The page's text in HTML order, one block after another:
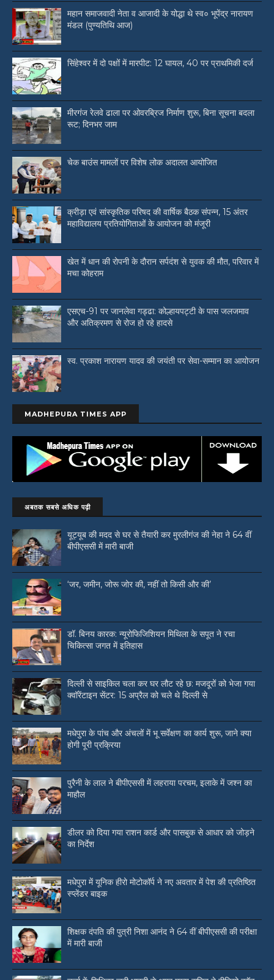
महान समाजवादी नेता व आजादी के योद्धा थे स्व० भूपेंद्र नारायण
मंडल (पुण्यतिथि आज)
सिंहेश्वर में दो पक्षों में मारपीट: 12 घायल, 40 पर प्राथमिकी दर्ज
मीरगंज रेलवे ढाला पर ओवरब्रिज निर्माण शुरू, बिना सूचना बदला
रूट; दिनभर जाम
चेक बाउंस मामलों पर विशेष लोक अदालत आयोजित
क्रीड़ा एवं सांस्कृतिक परिषद की वार्षिक बैठक संपन्न, 15 अंतर
महाविद्यालय प्रतियोगिताओं के आयोजन को मंजूरी
खेत में धान की रोपनी के दौरान सर्पदंश से युवक की मौत, परिवार में
मचा कोहराम
एसएच-91 पर जानलेवा गड्ढा: कोल्हायपट्टी के पास जलजमाव
और अतिक्रमण से रोज हो रहे हादसे
स्व. प्रकाश नारायण यादव की जयंती पर सेवा-सम्मान का आयोजन
MADHEPURA TIMES APP
अबतक सबसे अधिक पढ़ी
यूट्यूब की मदद से घर से तैयारी कर मुरलीगंज की नेहा ने 64 वीं
बीपीएससी में मारी बाजी
‘जर, जमीन, जोरू जोर की, नहीं तो किसी और की’
डॉ. बिनय कारक: न्यूरोफिजिशियन मिथिला के सपूत ने रचा
चिकित्सा जगत में इतिहास
दिल्ली से साइकिल चला कर घर लौट रहे छ: मजदूरों को भेजा गया
क्वॉरेंटाइन सेंटर: 15 अप्रैल को चले थे दिल्ली से
मधेपुरा के पांच और अंचलों में भू सर्वेक्षण का कार्य शुरू, जाने क्या
होगी पूरी प्रक्रिया
पुरैनी के लाल ने बीपीएससी में लहराया परचम, इलाके में जश्न का
माहौल
डीलर को दिया गया राशन कार्ड और पासबुक से आधार को जोड़ने
का निर्देश
मधेपुरा में यूनिक हीरो मोटोकॉर्प ने नए अवतार में पेश की प्रतिष्ठित
स्प्लेंडर बाइक
शिक्षक दंपति की पुत्री निशा आनंद ने 64 वीं बीपीएससी की परीक्षा
में मारी बाजी